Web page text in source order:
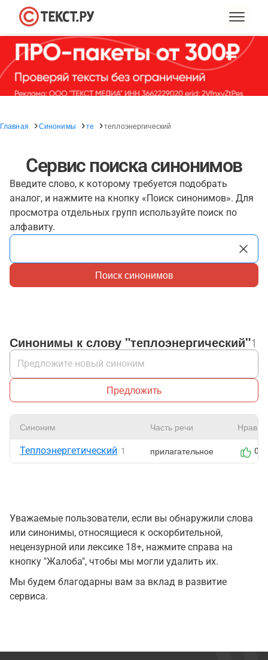
Главная Синонимы те теплоэнергический
Сервис поиска синонимов
Введите слово, к которому требуется подобрать
аналог, и нажмите на кнопку «Поиск синонимов». Для
просмотра отдельных групп используйте поиск по
алфавиту.
Поиск синонимов
Синонимы к слову "теплоэнергический"1
Предложить
Синоним Часть речи
Теплоэнергетический 1 прилагательное 0
Уважаемые пользователи, если вы обнаружили слова
или синонимы, относящиеся к оскорбительной,
нецензурной или лексике 18+, нажмите справа на
кнопку "Жалоба", чтобы мы могли удалить их.
Мы будем благодарны вам за вклад в развитие
сервиса.